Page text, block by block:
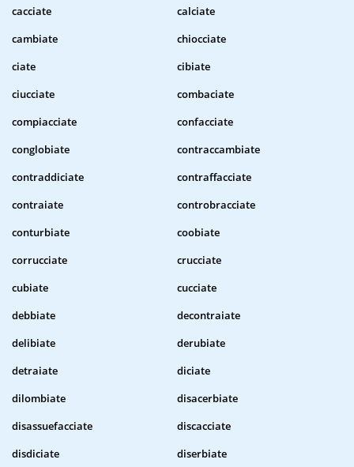
cacciate
calciate
cambiate
chiocciate
ciate
cibiate
ciucciate
combaciate
compiacciate
confacciate
conglobiate
contraccambiate
contraddiciate
contraffacciate
contraiate
controbracciate
conturbiate
coobiate
corrucciate
crucciate
cubiate
cucciate
debbiate
decontraiate
delibiate
derubiate
detraiate
diciate
dilombiate
disacerbiate
disassuefacciate
discacciate
disdiciate
diserbiate